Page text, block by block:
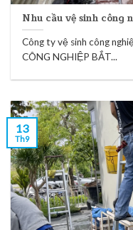
Nhu cầu vệ sinh công
Công ty vệ sinh công
CÔNG NGHIỆP BẮT...
13
Th9